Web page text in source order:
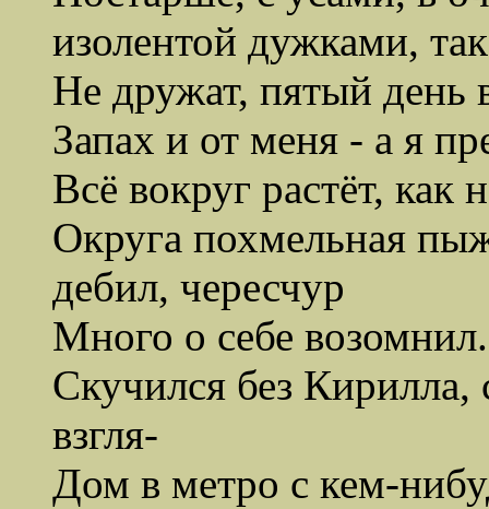
изолентой дужками,
Не дружат, пятый день
Запах и от меня - а я
Всё вокруг растёт, как
Округа похмельная
дебил, чересчур
Много о себе
Скучился без Кирилла,
взгля-
Дом в метро с кем-